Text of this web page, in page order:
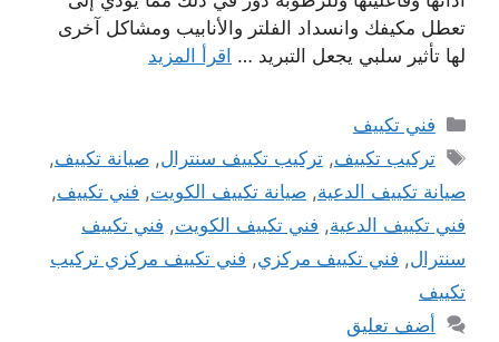
تعطل مكيفك وانسداد الفلتر والأنابيب ومشاكل آخرى
لها تأثير سلبي يجعل التبريد … اقرأ المزيد
التصنيفات
فني تكييف
الوسوم
تركيب تكييف,تركيب تكييف سنترال,صيانة تكييف,
صيانة تكييف الدعية, صيانة تكييف الكويت, فني تكييف,
فني تكييف الدعية, فني تكييف الكويت, فني تكييف
سنترال, فني تكييف مركزي, فني تكييف مركزي تركيب
تكييف
أضف تعليق